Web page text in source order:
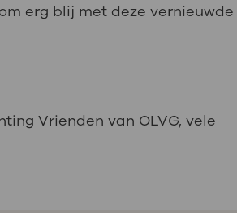
erg blij met deze vernieuwde
Vrienden van OLVG, vele